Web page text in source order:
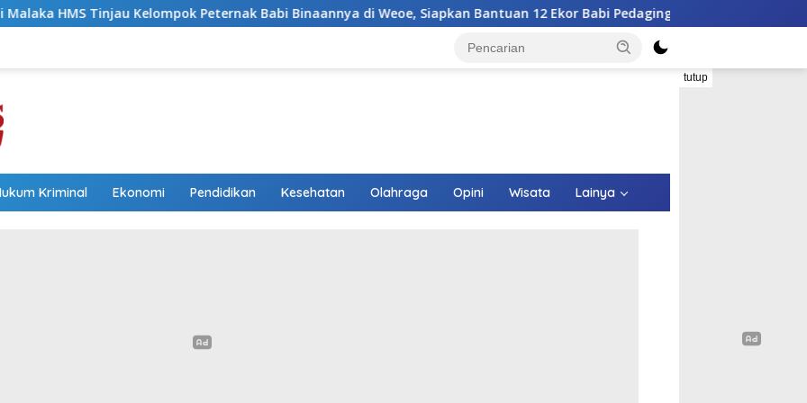
Peternak Babi Binaannya di Weoe, Siapkan Bantuan 12 Ekor Babi Pedaging RSUPP Betun Gelar Sayembara
tutup
Kriminal Ekonomi Pendidikan Kesehatan Olahraga Opini Wisata Lainya